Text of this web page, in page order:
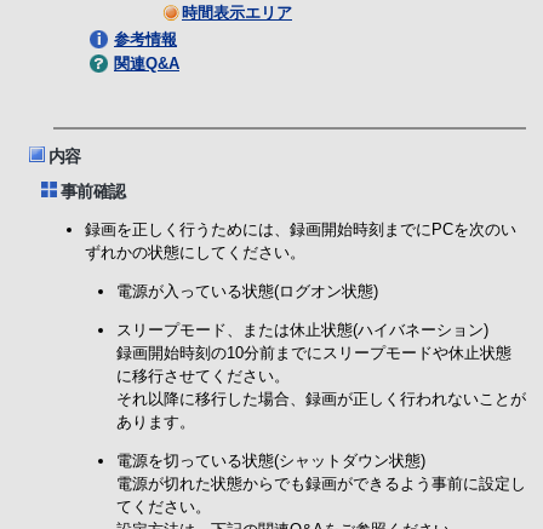
時間表示エリア
参考情報
関連Q&A
内容
事前確認
録画を正しく行うためには、録画開始時刻までにPCを次のい
ずれかの状態にしてください。
電源が入っている状態(ログオン状態)
スリープモード、または休止状態(ハイバネーション)
録画開始時刻の10分前までにスリープモードや休止状態
に移行させてください。
それ以降に移行した場合、録画が正しく行われないことが
あります。
電源を切っている状態(シャットダウン状態)
電源が切れた状態からでも録画ができるよう事前に設定し
てください。